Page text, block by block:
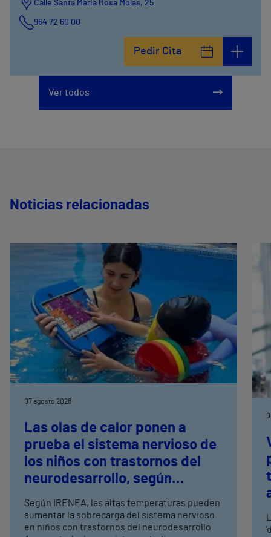
Calle Santa Maria Rosa Molas, 25
964 72 60 00
Pedir Cita
Ver todos
Noticias relacionadas
07 agosto 2026
Las olas de calor ponen a
prueba el sistema nervioso de
los niños con trastornos del
neurodesarrollo, según
neurorrehabilitación
pediátrica de Vithas
Según IRENEA, las altas temperaturas pueden
aumentar la sobrecarga del sistema nervioso
en niños con trastornos del neurodesarrollo